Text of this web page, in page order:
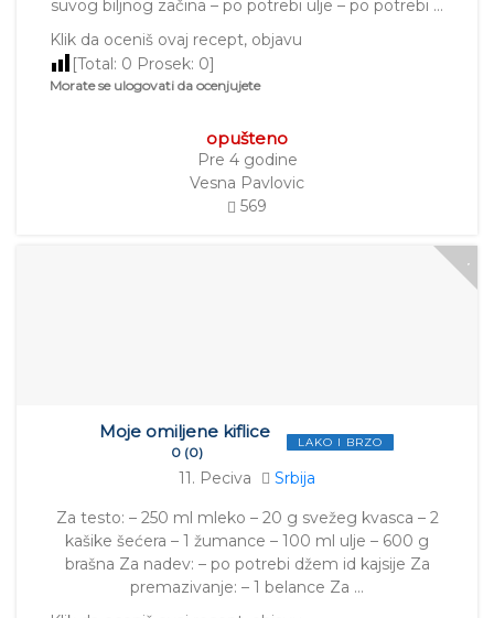
suvog biljnog začina – po potrebi ulje – po potrebi …
Klik da oceniš ovaj recept, objavu
[Total: 0 Prosek: 0]
Morate se ulogovati da ocenjujete
opušteno
Pre 4 godine
Vesna Pavlovic
569
Moje omiljene kiflice
0 (0)
LAKO I BRZO
11. Peciva
Srbija
Za testo: – 250 ml mleko – 20 g svežeg kvasca – 2
kašike šećera – 1 žumance – 100 ml ulje – 600 g
brašna Za nadev: – po potrebi džem id kajsije Za
premazivanje: – 1 belance Za …